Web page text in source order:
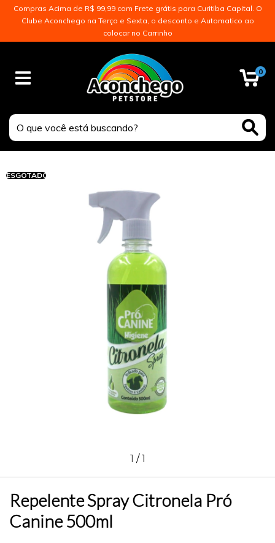
Compras Acima de R$ 99,99 com Frete grátis para Curitiba Capital. O
Clube Aconchego na Terça e Sexta, o desconto e Automatico ao
colocar no Carrinho
0
ESGOTADO
1 /1
Repelente Spray Citronela Pró
Canine 500ml